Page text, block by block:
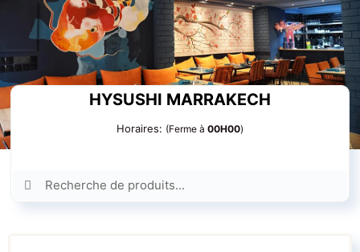
contenu
HYSUSHI MARRAKECH
Horaires: (Ferme à 00H00)
Rechercher: